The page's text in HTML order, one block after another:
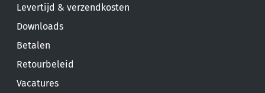
Levertijd & verzendkosten
Downloads
Betalen
Retourbeleid
Vacatures